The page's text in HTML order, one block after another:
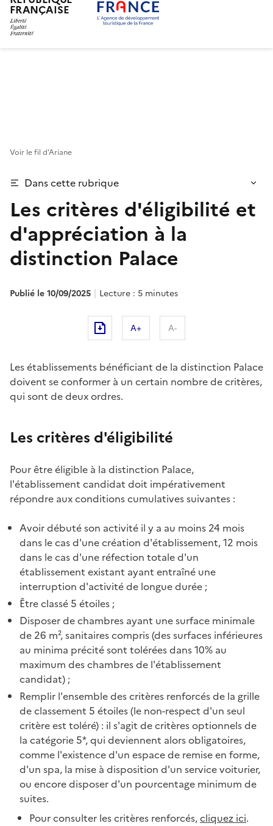
FRANÇAISE
Voir le fil d’Ariane
Dans cette rubrique
Les critères d'éligibilité et
d'appréciation à la
distinction Palace
Publié le 10/09/2025 Lecture : 5 minutes
A+ A-
Les établissements bénéficiant de la distinction Palace
doivent se conformer à un certain nombre de critères,
qui sont de deux ordres.
Les critères d'éligibilité
Pour être éligible à la distinction Palace,
l'établissement candidat doit impérativement
répondre aux conditions cumulatives suivantes :
Avoir débuté son activité il y a au moins 24 mois
dans le cas d'une création d'établissement, 12 mois
dans le cas d'une réfection totale d'un
établissement existant ayant entraîné une
interruption d'activité de longue durée ;
Être classé 5 étoiles ;
Disposer de chambres ayant une surface minimale
de 26 m², sanitaires compris (des surfaces inférieures
au minima précité sont tolérées dans 10% au
maximum des chambres de l'établissement
candidat) ;
Remplir l'ensemble des critères renforcés de la grille
de classement 5 étoiles (le non-respect d'un seul
critère est toléré) : il s'agit de critères optionnels de
la catégorie 5*, qui deviennent alors obligatoires,
comme l'existence d'un espace de remise en forme,
d'un spa, la mise à disposition d'un service voiturier,
ou encore disposer d'un pourcentage minimum de
suites.
Pour consulter les critères renforcés,cliquez ici.